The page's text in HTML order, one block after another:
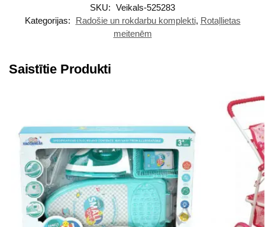
SKU: Veikals-525283
Kategorijas:
Radošie un rokdarbu komplekti, Rotaļlietas
meitenēm
Saistītie Produkti